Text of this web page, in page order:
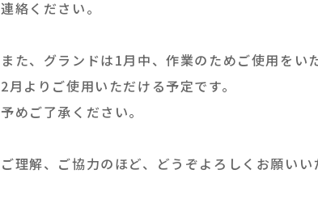
連絡ください。
また、グランドは1月中、作業のためご使用をい
2月よりご使用いただける予定です。
予めご了承ください。
ご理解、ご協力のほど、どうぞよろしくお願いい